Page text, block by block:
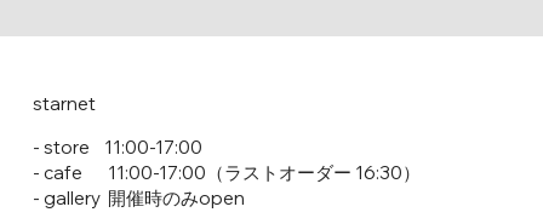
starnet
- store 11:00-17:00
- cafe 11:00-17:00（ラストオーダー 16:30）
- gallery 開催時のみopen